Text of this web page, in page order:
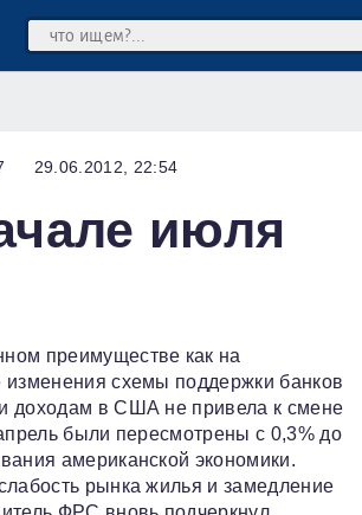
29.06.2012, 22:54
июля
преимуществе как на
схемы поддержки банков
доходам в США не привела к смене
были пересмотрены с 0,3% до
американской экономики.
рынка жилья и замедление